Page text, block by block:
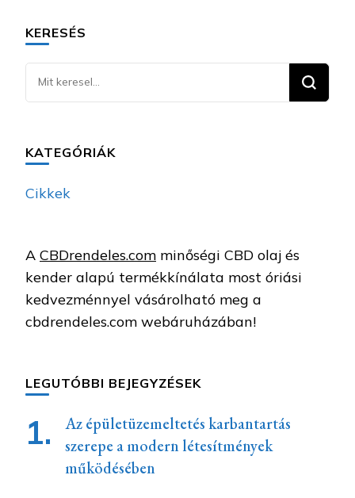
KERESÉS
Keresel
valamit?
KATEGÓRIÁK
Cikkek
A CBDrendeles.com minőségi CBD olaj és
kender alapú termékkínálata most óriási
kedvezménnyel vásárolható meg a
cbdrendeles.com webáruházában!
LEGUTÓBBI BEJEGYZÉSEK
Az épületüzemeltetés karbantartás
szerepe a modern létesítmények
működésében